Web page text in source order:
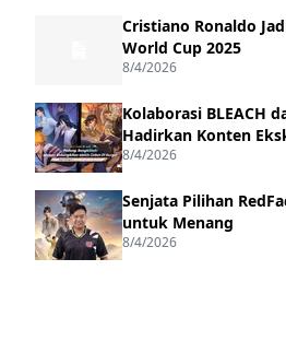
Cristiano Ronaldo
World Cup 2025
8/4/2026
Kolaborasi BLEACH
Hadirkan Konten
8/4/2026
Senjata Pilihan
untuk Menang
8/4/2026